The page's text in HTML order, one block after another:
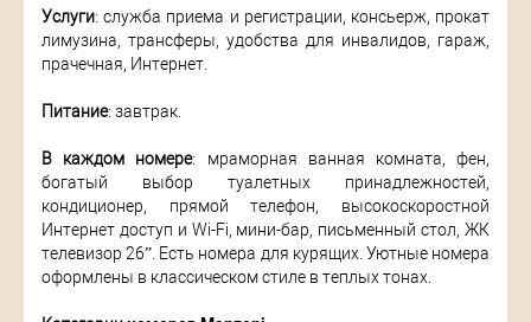
Услуги: служба приема и регистрации, консьерж, прокат
лимузина, трансферы, удобства для инвалидов, гараж,
прачечная, Интернет.
Питание: завтрак.
В каждом номере: мраморная ванная комната, фен,
богатый выбор туалетных принадлежностей,
кондиционер, прямой телефон, высокоскоростной
Интернет доступ и Wi-Fi, мини-бар, письменный стол, ЖК
телевизор 26”. Есть номера для курящих. Уютные номера
оформлены в классическом стиле в теплых тонах.